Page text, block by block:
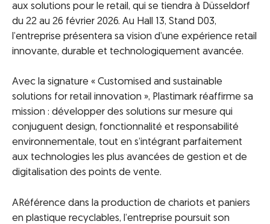
aux solutions pour le retail, qui se tiendra à Düsseldorf
du 22 au 26 février 2026. Au Hall 13, Stand D03,
l’entreprise présentera sa vision d’une expérience retail
innovante, durable et technologiquement avancée.
Avec la signature « Customised and sustainable
solutions for retail innovation », Plastimark réaffirme sa
mission : développer des solutions sur mesure qui
conjuguent design, fonctionnalité et responsabilité
environnementale, tout en s’intégrant parfaitement
aux technologies les plus avancées de gestion et de
digitalisation des points de vente.
ARéférence dans la production de chariots et paniers
en plastique recyclables, l’entreprise poursuit son